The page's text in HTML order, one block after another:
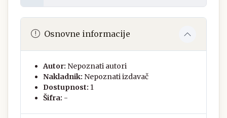
Osnovne informacije
Autor: Nepoznati autori
Nakladnik: Nepoznati izdavač
Dostupnost: 1
Šifra: -